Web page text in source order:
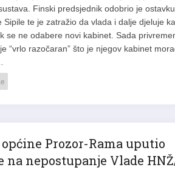
Finski predsjednik odobrio je ostavku
Sipile te je zatražio da vlada i dalje djeluje
se ne odabere novi kabinet. Sada
“vrlo razočaran” što je njegov kabinet
Prozor-Rama uputio
na nepostupanje Vlade